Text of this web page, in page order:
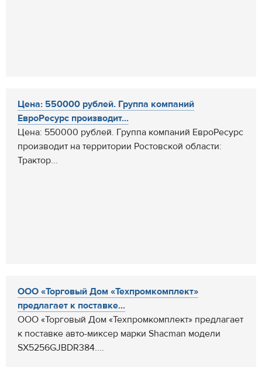
Цена: 550000 рублей. Группа компаний
ЕвроРесурс производит...
Цена: 550000 рублей. Группа компаний ЕвроРесурс
производит на территории Ростовской области:
Трактор...
ООО «Торговый Дом «Техпромкомплект»
предлагает к поставке...
ООО «Торговый Дом «Техпромкомплект» предлагает
к поставке авто-миксер марки Shacman модели
SX5256GJBDR384....